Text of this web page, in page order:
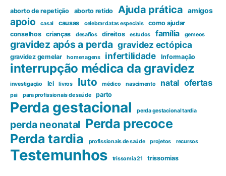
aborto de repetição aborto retido Ajuda prática amigos
apoio casal causas celebrar datas especiais
como ajudar
conselhos
crianças desafios direitos estudos família gemeos
gravidez após a perda gravidez ectópica
gravidez gemelar homenagens infertilidade Informação
interrupção médica da gravidez
investigação lei livros luto médico nascimento natal ofertas
pai para profissionais de saúde parto
Perda gestacional perda gestacional tardia
perda neonatal Perda precoce
Perda tardia
profissionais de saúde projetos recursos
Testemunhos trissomia 21 trissomias